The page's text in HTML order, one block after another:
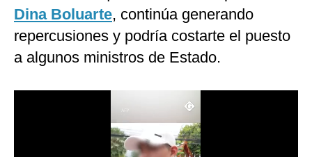
Internacional
Tecnología
Dina Boluarte, continúa generando
repercusiones y podría costarte el puesto
a algunos ministros de Estado.